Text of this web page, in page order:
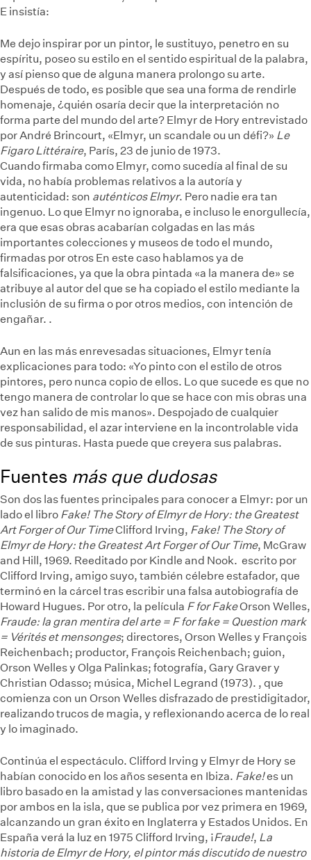
E insistía:
Me dejo inspirar por un pintor, le sustituyo, penetro en su
espíritu, poseo su estilo en el sentido espiritual de la palabra,
y así pienso que de alguna manera prolongo su arte.
Después de todo, es posible que sea una forma de rendirle
homenaje, ¿quién osaría decir que la interpretación no
forma parte del mundo del arte? Elmyr de Hory entrevistado
por André Brincourt, «Elmyr, un scandale ou un défi?» Le
Figaro Littéraire, París, 23 de junio de 1973.
Cuando firmaba como Elmyr, como sucedía al final de su
vida, no había problemas relativos a la autoría y
autenticidad: son auténticos Elmyr. Pero nadie era tan
ingenuo. Lo que Elmyr no ignoraba, e incluso le enorgullecía,
era que esas obras acabarían colgadas en las más
importantes colecciones y museos de todo el mundo,
firmadas por otros En este caso hablamos ya de
falsificaciones, ya que la obra pintada «a la manera de» se
atribuye al autor del que se ha copiado el estilo mediante la
inclusión de su firma o por otros medios, con intención de
engañar. .
Aun en las más enrevesadas situaciones, Elmyr tenía
explicaciones para todo: «Yo pinto con el estilo de otros
pintores, pero nunca copio de ellos. Lo que sucede es que no
tengo manera de controlar lo que se hace con mis obras una
vez han salido de mis manos». Despojado de cualquier
responsabilidad, el azar interviene en la incontrolable vida
de sus pinturas. Hasta puede que creyera sus palabras.
Fuentes más que dudosas
Son dos las fuentes principales para conocer a Elmyr: por un
lado el libro Fake! The Story of Elmyr de Hory: the Greatest
Art Forger of Our TimeClifford Irving, Fake! The Story of
Elmyr de Hory: the Greatest Art Forger of Our Time, McGraw
and Hill, 1969. Reeditado por Kindle and Nook. escrito por
Clifford Irving, amigo suyo, también célebre estafador, que
terminó en la cárcel tras escribir una falsa autobiografía de
Howard Hugues. Por otro, la película F for FakeOrson Welles,
Fraude: la gran mentira del arte = F for fake = Question mark
= Vérités et mensonges; directores, Orson Welles y François
Reichenbach; productor, François Reichenbach; guion,
Orson Welles y Olga Palinkas; fotografía, Gary Graver y
Christian Odasso; música, Michel Legrand (1973). , que
comienza con un Orson Welles disfrazado de prestidigitador,
realizando trucos de magia, y reflexionando acerca de lo real
y lo imaginado.
Continúa el espectáculo. Clifford Irving y Elmyr de Hory se
habían conocido en los años sesenta en Ibiza. Fake!es un
libro basado en la amistad y las conversaciones mantenidas
por ambos en la isla, que se publica por vez primera en 1969,
alcanzando un gran éxito en Inglaterra y Estados Unidos. En
España verá la luz en 1975 Clifford Irving, ¡Fraude!, La
historia de Elmyr de Hory, el pintor más discutido de nuestro